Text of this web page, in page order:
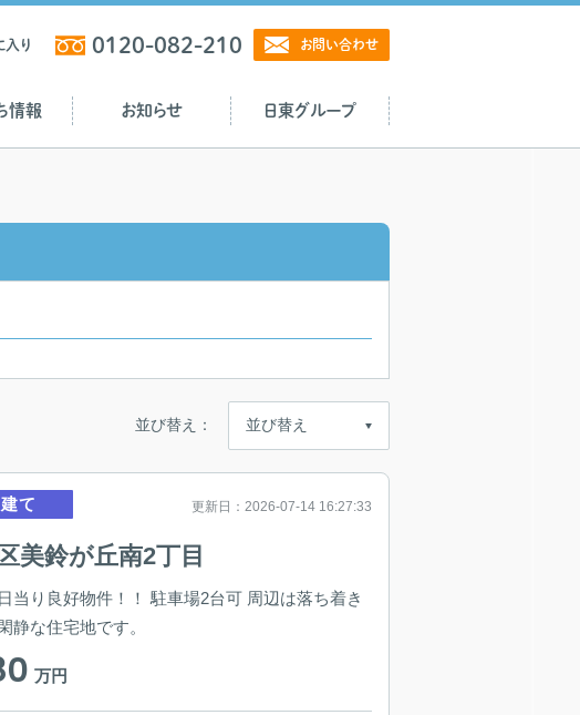
入り 0120-082-210 お問い合わせ
情報 お知らせ 日東グループ
並び替え：
て 更新日：2026-07-14 16:27:33
美鈴が丘南2丁目
当り良好物件！！ 駐車場2台可 周辺は落ち着き
静な住宅地です。
万円